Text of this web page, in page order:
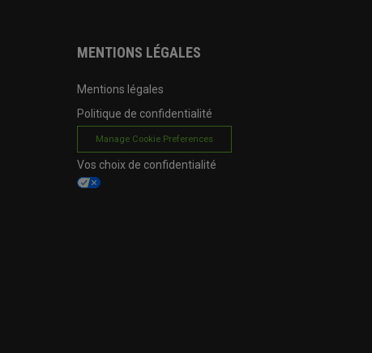
MENTIONS LÉGALES
Mentions légales
Politique de confidentialité
Manage Cookie Preferences
Vos choix de confidentialité